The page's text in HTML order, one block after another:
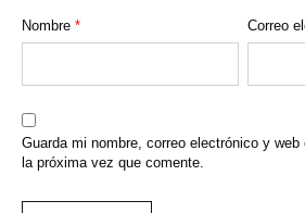
Nombre * Correo
Guarda mi nombre, correo electrónico y
la próxima vez que comente.